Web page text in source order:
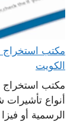
الكويت
مكتب استخراج
أنواع
الرسمية أو